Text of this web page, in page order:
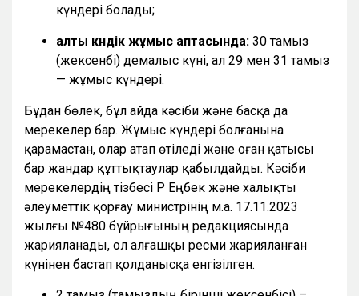
күндері болады;
алты күндік жұмыс аптасында: 30 тамыз
(жексенбі) демалыс күні, ал 29 мен 31 тамыз
— жұмыс күндері.
Бұдан бөлек, бұл айда кәсіби және басқа да
мерекелер бар. Жұмыс күндері болғанына
қарамастан, олар атап өтіледі және оған қатысы
бар жандар құттықтаулар қабылдайды. Кәсіби
мерекелердің тізбесі ҚР Еңбек және халықты
әлеуметтік қорғау министрінің м.а. 17.11.2023
жылғы №480 бұйрығының редакциясында
жарияланады, ол алғашқы ресми жарияланған
күнінен бастап қолданысқа енгізілген.